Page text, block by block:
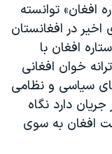
توانسته
در افغانستان
افغان با
خوان افغانی
سیاسی و نظامی
دارد نگاه
افغان به سوی